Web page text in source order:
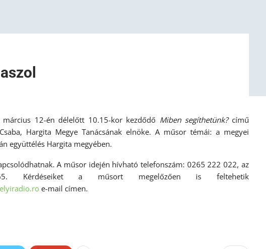
12-én délelőtt 10.15-kor kezdődő Miben segíthetünk?című
Hargita Megye Tanácsának elnöke. A műsor témái: a megyei
együttélés Hargita megyében.
A műsor idején hívható telefonszám: 0265 222 022, az
Kérdéseiket a műsort megelőzően is feltehetik
e-mail címen.